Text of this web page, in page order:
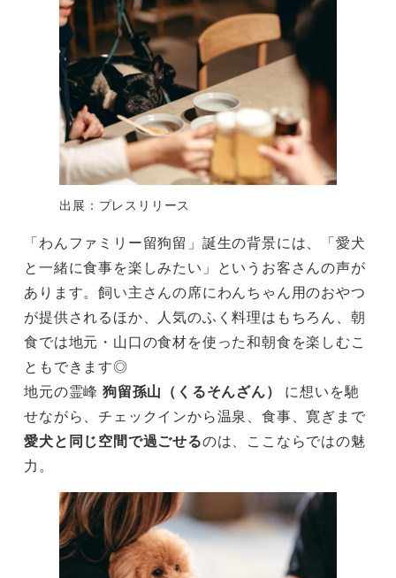
出展：プレスリリース
「わんファミリー留狗留」誕生の背景には、「愛犬
と一緒に食事を楽しみたい」というお客さんの声が
あります。飼い主さんの席にわんちゃん用のおやつ
が提供されるほか、人気のふく料理はもちろん、朝
食では地元・山口の食材を使った和朝食を楽しむこ
ともできます◎
地元の霊峰 狗留孫山（くるそんざん）
に想いを馳
せながら、チェックインから温泉、食事、寛ぎまで
愛犬と同じ空間で過ごせるのは、ここならではの魅
力。